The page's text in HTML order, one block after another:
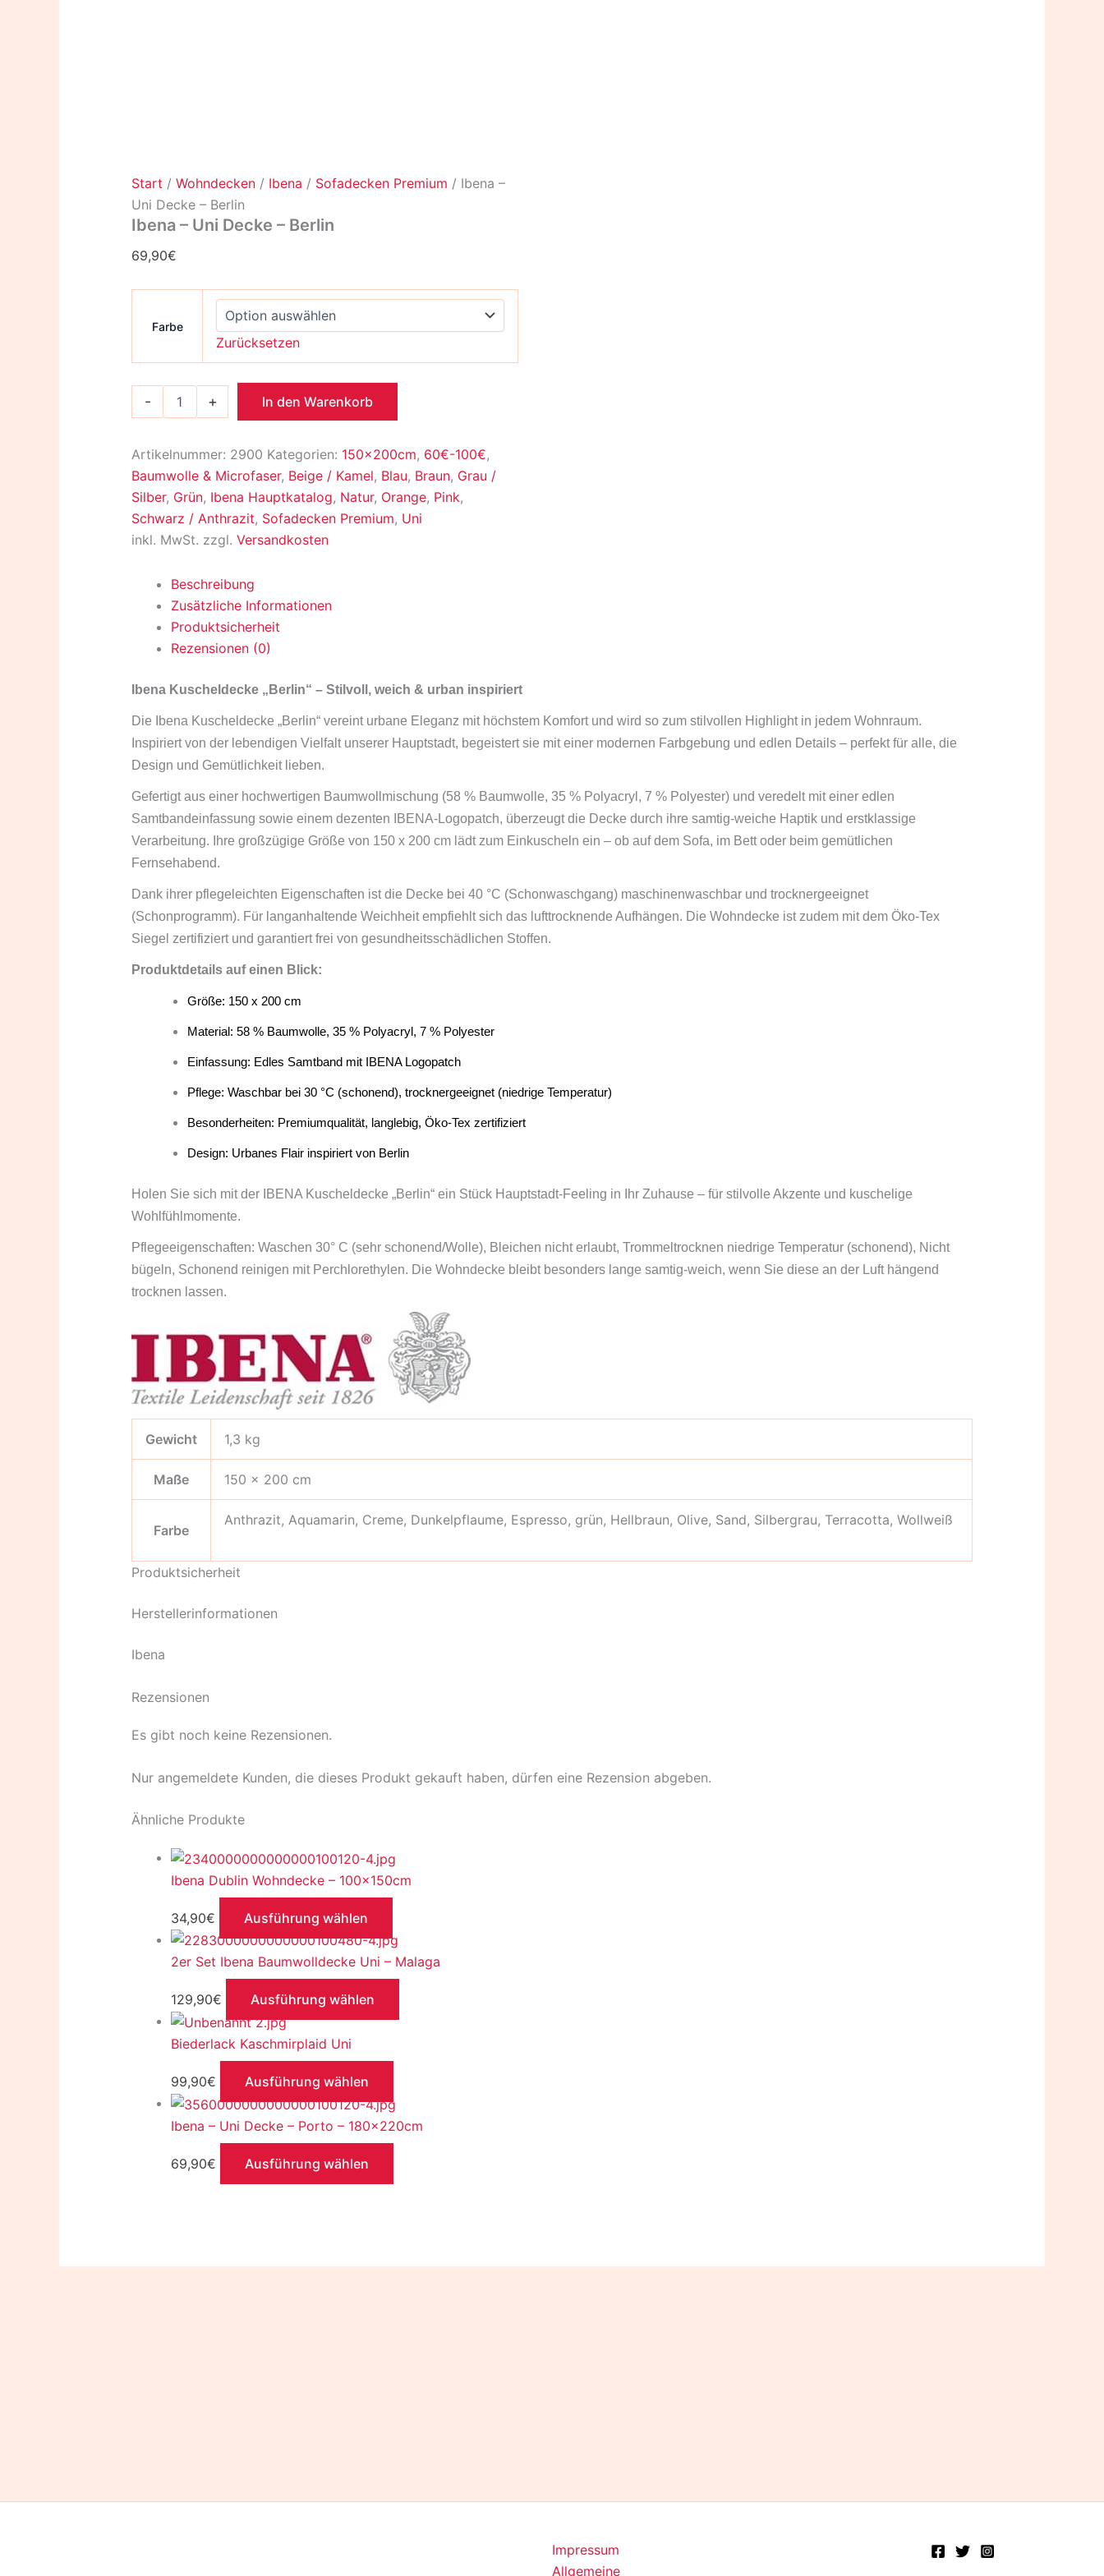
Start / Wohndecken / Ibena / Sofadecken Premium / Ibena –
Uni Decke – Berlin
Ibena – Uni Decke – Berlin
69,90€
Farbe
Zurücksetzen
- + In den Warenkorb
Artikelnummer: 2900 Kategorien: 150x200cm, 60€-100€,
Baumwolle & Microfaser, Beige / Kamel, Blau, Braun, Grau /
Silber, Grün, Ibena Hauptkatalog, Natur, Orange, Pink,
Schwarz / Anthrazit, Sofadecken Premium, Uni
inkl. MwSt. zzgl. Versandkosten
Beschreibung
Zusätzliche Informationen
Produktsicherheit
Rezensionen (0)
Ibena Kuscheldecke „Berlin“ – Stilvoll, weich & urban inspiriert
Die Ibena Kuscheldecke „Berlin“ vereint urbane Eleganz mit höchstem Komfort und wird so zum stilvollen Highlight in jedem Wohnraum.
Inspiriert von der lebendigen Vielfalt unserer Hauptstadt, begeistert sie mit einer modernen Farbgebung und edlen Details – perfekt für alle, die
Design und Gemütlichkeit lieben.
Gefertigt aus einer hochwertigen Baumwollmischung (58 % Baumwolle, 35 % Polyacryl, 7 % Polyester) und veredelt mit einer edlen
Samtbandeinfassung sowie einem dezenten IBENA-Logopatch, überzeugt die Decke durch ihre samtig-weiche Haptik und erstklassige
Verarbeitung. Ihre großzügige Größe von 150 x 200 cm lädt zum Einkuscheln ein – ob auf dem Sofa, im Bett oder beim gemütlichen
Fernsehabend.
Dank ihrer pflegeleichten Eigenschaften ist die Decke bei 40 °C (Schonwaschgang) maschinenwaschbar und trocknergeeignet
(Schonprogramm). Für langanhaltende Weichheit empfiehlt sich das lufttrocknende Aufhängen. Die Wohndecke ist zudem mit dem Öko-Tex
Siegel zertifiziert und garantiert frei von gesundheitsschädlichen Stoffen.
Produktdetails auf einen Blick:
Größe: 150 x 200 cm
Material: 58 % Baumwolle, 35 % Polyacryl, 7 % Polyester
Einfassung: Edles Samtband mit IBENA Logopatch
Pflege: Waschbar bei 30 °C (schonend), trocknergeeignet (niedrige Temperatur)
Besonderheiten: Premiumqualität, langlebig, Öko-Tex zertifiziert
Design: Urbanes Flair inspiriert von Berlin
Holen Sie sich mit der IBENA Kuscheldecke „Berlin“ ein Stück Hauptstadt-Feeling in Ihr Zuhause – für stilvolle Akzente und kuschelige
Wohlfühlmomente.
Pflegeeigenschaften: Waschen 30° C (sehr schonend/Wolle), Bleichen nicht erlaubt, Trommeltrocknen niedrige Temperatur (schonend), Nicht
bügeln, Schonend reinigen mit Perchlorethylen. Die Wohndecke bleibt besonders lange samtig-weich, wenn Sie diese an der Luft hängend
trocknen lassen.
Gewicht 1,3 kg
Maße 150 × 200 cm
Farbe
Anthrazit, Aquamarin, Creme, Dunkelpflaume, Espresso, grün, Hellbraun, Olive, Sand, Silbergrau, Terracotta, Wollweiß
Produktsicherheit
Herstellerinformationen
Ibena
Rezensionen
Es gibt noch keine Rezensionen.
Nur angemeldete Kunden, die dieses Produkt gekauft haben, dürfen eine Rezension abgeben.
Ähnliche Produkte
Ibena Dublin Wohndecke – 100x150cm
34,90€ Ausführung wählen
2er Set Ibena Baumwolldecke Uni – Malaga
129,90€ Ausführung wählen
Biederlack Kaschmirplaid Uni
99,90€ Ausführung wählen
Ibena – Uni Decke – Porto – 180x220cm
69,90€ Ausführung wählen
Impressum
Allgemeine